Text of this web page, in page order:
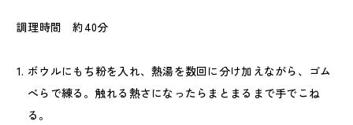
調理時間 約40分
ボウルにもち粉を入れ、熱湯を数回に分け加えながら、ゴム
べらで練る。触れる熱さになったらまとまるまで手でこね
る。